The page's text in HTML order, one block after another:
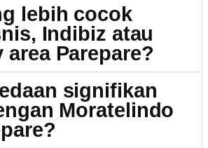
lebih cocok
Indibiz atau
area Parepare?
signifikan
Moratelindo